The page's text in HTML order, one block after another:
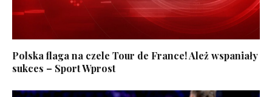
Polska flaga na czele Tour de France! Ależ wspaniały
sukces – Sport Wprost